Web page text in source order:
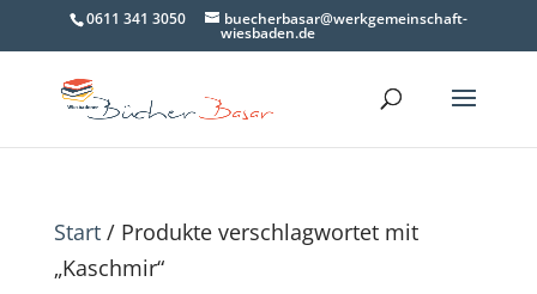
0611 341 3050 buecherbasar@werkgemeinschaft-
wiesbaden.de
Start/ Produkte verschlagwortet mit
„Kaschmir“